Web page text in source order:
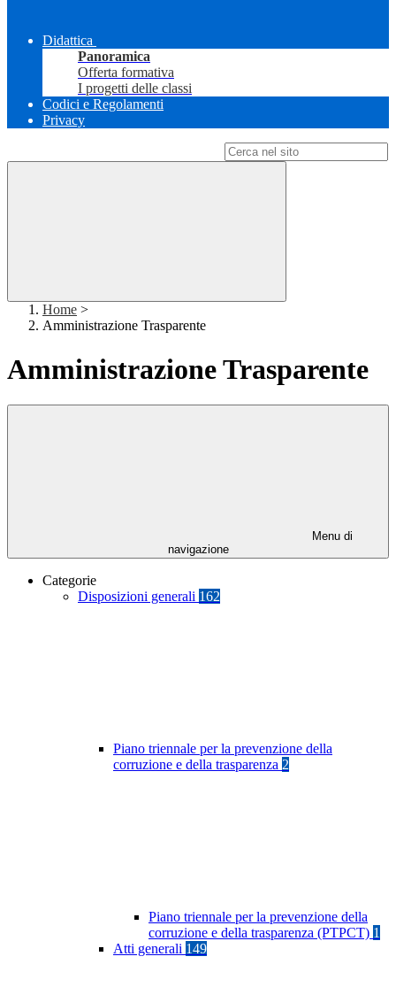
Didattica
Panoramica
Offerta formativa
I progetti delle classi
Codici e Regolamenti
Privacy
Home >
Amministrazione Trasparente
Amministrazione Trasparente
Menu di
navigazione
Categorie
Disposizioni generali 162
Piano triennale per la prevenzione della
corruzione e della trasparenza 2
Piano triennale per la prevenzione della
corruzione e della trasparenza (PTPCT) 1
Atti generali 149